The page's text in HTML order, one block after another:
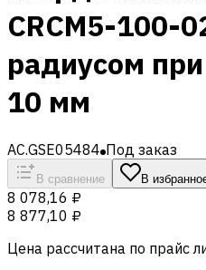
CRCM5-100-
радиусом
10 мм
AC.GSE05484 Под заказ
В сравнение В
8 078,16 ₽
8 877,10 ₽
Цена рассчитана по прайс